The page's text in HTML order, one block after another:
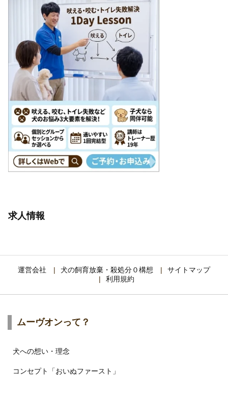
求人情報
運営会社 犬の飼育放棄・殺処分０構想
サイトマップ
利用規約
ムーヴオンって？
犬への想い・理念
コンセプト「おいぬファースト」